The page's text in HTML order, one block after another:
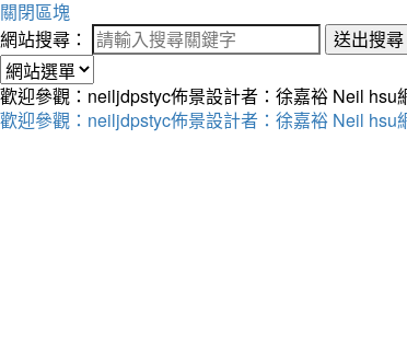
關閉區塊
網站搜尋：
送出搜尋
歡迎參觀：neiljdpstyc佈景設計者：徐嘉裕 Neil hsu
歡迎參觀：neiljdpstyc佈景設計者：徐嘉裕 Neil hsu